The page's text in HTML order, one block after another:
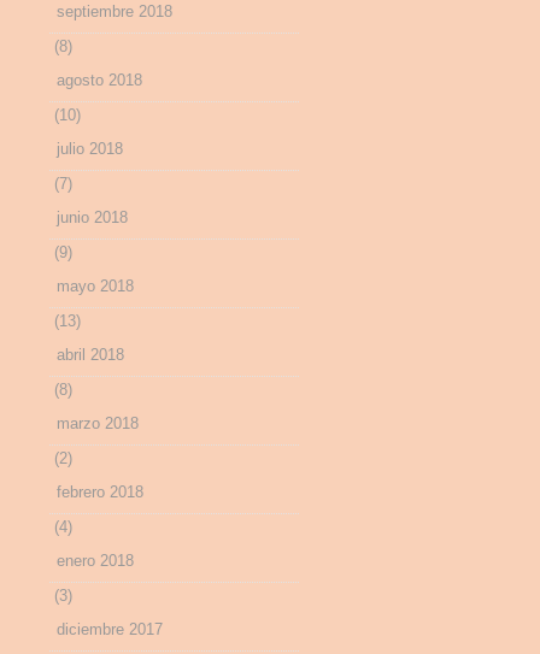
septiembre 2018
(8)
agosto 2018
(10)
julio 2018
(7)
junio 2018
(9)
mayo 2018
(13)
abril 2018
(8)
marzo 2018
(2)
febrero 2018
(4)
enero 2018
(3)
diciembre 2017